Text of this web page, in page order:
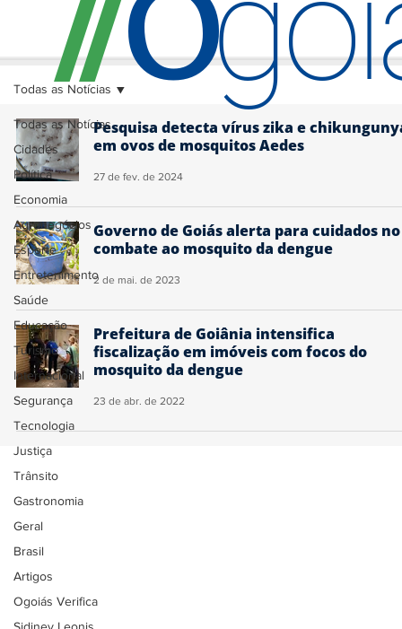
Todas as Notícias
Cidades
Política
Economia
Agronegócios
Esporte
Entretenimento
Saúde
Educação
Turismo
Internacional
Segurança
Tecnologia
Justiça
Trânsito
Gastronomia
Geral
Brasil
Artigos
Ogoiás Verifica
Todas as Notícias
Pesquisa detecta vírus zika e
em ovos de mosquitos Aedes
27 de fev. de 2024
Governo de Goiás alerta para cuidados no
combate ao mosquito da dengue
2 de mai. de 2023
Prefeitura de Goiânia intensifica
fiscalização em imóveis com focos do
mosquito da dengue
23 de abr. de 2022